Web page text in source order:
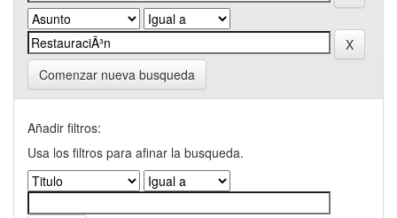
Comenzar nueva busqueda
Añadir filtros:
Usa los filtros para afinar la busqueda.